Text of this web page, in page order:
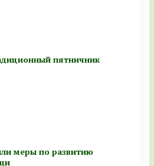
пятничник
меры по развитию